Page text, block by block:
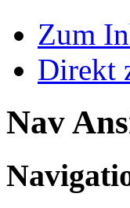
Zum
Direkt
Nav